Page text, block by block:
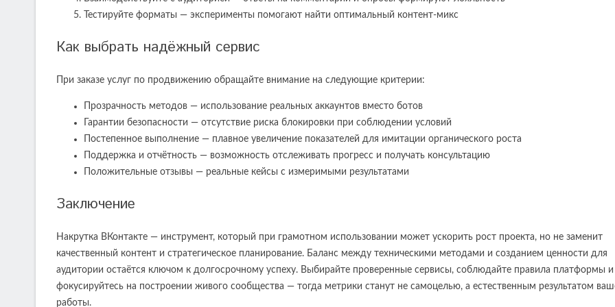
Тестируйте форматы — эксперименты помогают найти оптимальный контент-микс
Как выбрать надёжный сервис
При заказе услуг по продвижению обращайте внимание на следующие критерии:
Прозрачность методов — использование реальных аккаунтов вместо ботов
Гарантии безопасности — отсутствие риска блокировки при соблюдении условий
Постепенное выполнение — плавное увеличение показателей для имитации органического роста
Поддержка и отчётность — возможность отслеживать прогресс и получать консультацию
Положительные отзывы — реальные кейсы с измеримыми результатами
Заключение
Накрутка ВКонтакте — инструмент, который при грамотном использовании может ускорить рост проекта, но не заменит
качественный контент и стратегическое планирование. Баланс между техническими методами и созданием ценности для
аудитории остаётся ключом к долгосрочному успеху. Выбирайте проверенные сервисы, соблюдайте правила платформы и
фокусируйтесь на построении живого сообщества — тогда метрики станут не самоцелью, а естественным результатом
работы.